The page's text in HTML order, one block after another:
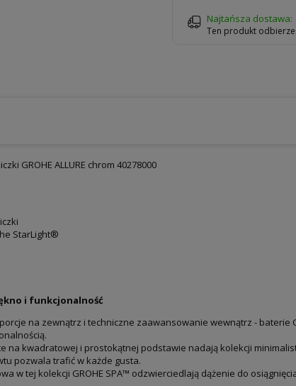
Najtańsza dostawa:
Ten produkt
GROHE ALLURE chrom 40278000
StarLight®
i funkcjonalność
na zewnątrz i techniczne zaawansowanie wewnątrz - baterie
na kwadratowej i prostokątnej podstawie nadają kolekcji
pozwala trafić w każde gusta.
w tej kolekcji GROHE SPA™ odzwierciedlają dążenie do